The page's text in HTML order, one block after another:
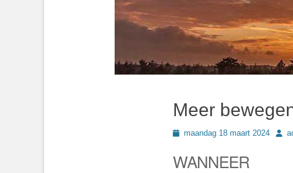
Meer
Geplaatst
maandag 18 maart 2024
WANNEER